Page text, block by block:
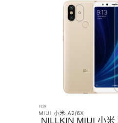
NILLKIN MIUI 小